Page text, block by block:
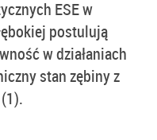
ESE w
postulują
w działaniach
stan zębiny z